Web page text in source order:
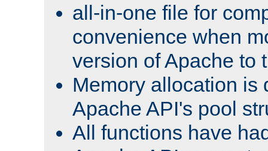
all-in-one file for
convenience when
version of Apache to
Memory allocation is
Apache API's pool
All functions have